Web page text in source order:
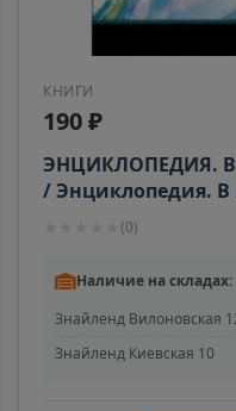
КНИГИ
190 ₽
ЭНЦИКЛОПЕДИЯ.
/ Энциклопедия.
Проф-пресс
(0)
Наличие на складах:
Знайленд Вилоновская
Знайленд Киевская 10